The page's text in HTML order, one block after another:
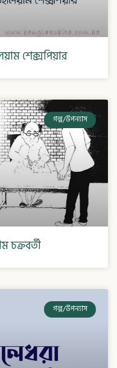
শেক্সপিয়ার
গল্প/উপন্যাস
চক্রবর্তী
গল্প/উপন্যাস